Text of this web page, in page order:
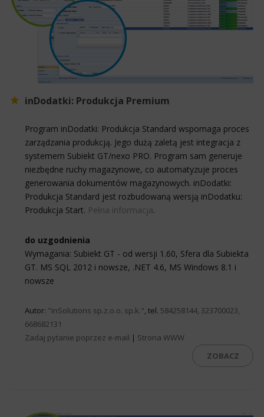
inDodatki: Produkcja Premium
Program inDodatki: Produkcja Standard wspomaga proces
zarządzania produkcją. Jego dużą zaletą jest integracja z
systemem Subiekt GT/nexo PRO. Program sam generuje
niezbędne ruchy magazynowe, co automatyzuje proces
generowania dokumentów magazynowych. inDodatki:
Produkcja Standard jest rozbudowaną wersją inDodatku:
Produkcja Start. Pełna informacja.
do uzgodnienia
Wymagania: Subiekt GT - od wersji 1.60, Sfera dla Subiekta
GT. MS SQL 2012 i nowsze, .NET 4.6, MS Windows 8.1 i
nowsze
Autor: "inSolutions sp.z.o.o. sp.k." , tel. 584258144, 323700023,
668682131
Zadaj pytanie poprzez e-mail | Strona WWW
ZOBACZ